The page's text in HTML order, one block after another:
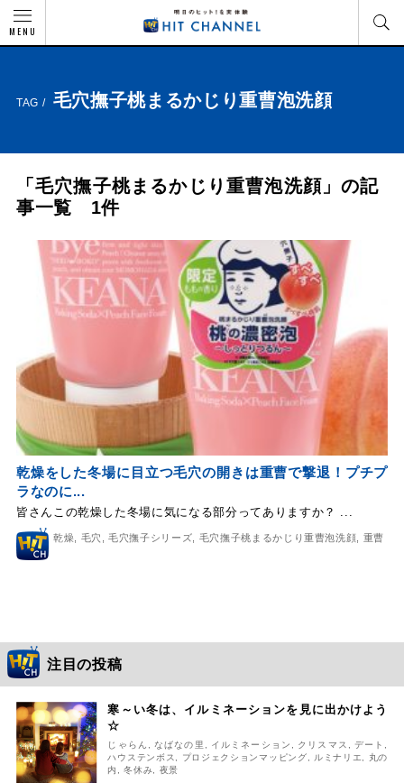
MENU
TAG / 毛穴撫子桃まるかじり重曹泡洗顔
「毛穴撫子桃まるかじり重曹泡洗顔」の記
事一覧 1件
乾燥をした冬場に目立つ毛穴の開きは重曹で撃退！プチプ
ラなのに...
皆さんこの乾燥した冬場に気になる部分ってありますか？ ...
乾燥 毛穴 ,毛穴撫子シリーズ 毛穴撫子桃まるかじり重曹泡洗顔 重曹
注目の投稿
寒～い冬は、イルミネーションを見に出かけよう
☆
じゃらん ,なばなの里 , イルミネーション , クリスマス , デート ,
ハウステンボス, プロジェクションマッピング, ルミナリエ,
丸の
内 ,冬休み, 夜景